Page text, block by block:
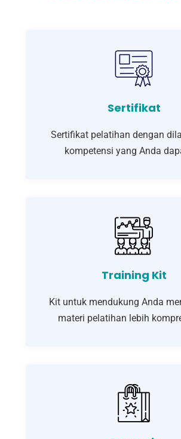
Sertifikat
Sertifikat pelatihan dengan
kompetensi yang Anda
Training Kit
Kit untuk mendukung Anda
materi pelatihan lebih